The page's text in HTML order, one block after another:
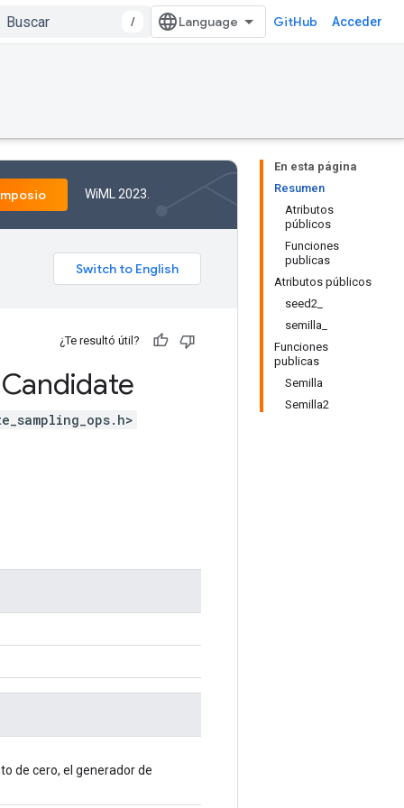
/ GitHub Acceder
En esta página
Resumen
Atributos
públicos
Funciones
publicas
Atributos públicos
seed2_
semilla_
Funciones
publicas
Semilla
Semilla2
WiML 2023.
¿Te resultó útil?
Candidate
de cero, el generador de